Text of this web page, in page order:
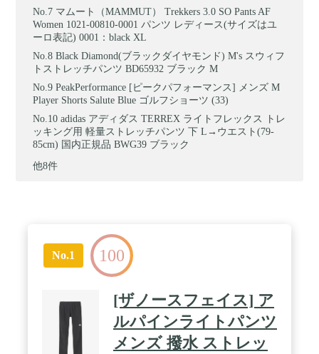
マムート（MAMMUT） Trekkers 3.0 SO Pants AF
Women 1021-00810-0001 パンツ レディース(サイズはユ
ーロ表記) 0001：black XL
Black Diamond(ブラックダイヤモンド) M's スウィフ
トストレッチパンツ BD65932 ブラック M
PeakPerformance [ピークパフォーマンス] メンズ M
Player Shorts Salute Blue ゴルフショーツ (33)
adidas アディダス TERREX ライトフレックス トレ
ッキング用 軽量ストレッチパンツ 下 L→ウエスト(79-
85cm) 国内正規品 BWG39 ブラック
他8件
No.1 100
[ザノースフェイス] ア
ルパインライトパンツ
メンズ 撥水 ストレッ